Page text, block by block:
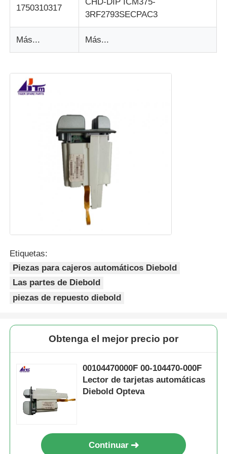
1750310317
3RF2793SECPAC3
Más... Más...
Etiquetas:
Piezas para cajeros automáticos Diebold
Las partes de Diebold
piezas de repuesto diebold
Obtenga el mejor precio por
00104470000F 00-104470-000F
Lector de tarjetas automáticas
Diebold Opteva
Continuar